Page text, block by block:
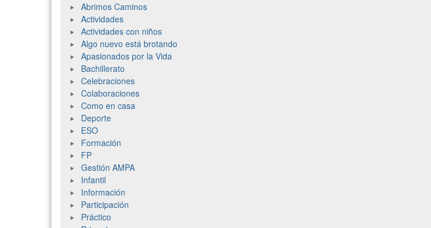
Abrimos Caminos
Actividades
Actividades con niños
Algo nuevo está brotando
Apasionados por la Vida
Bachillerato
Celebraciones
Colaboraciones
Como en casa
Deporte
ESO
Formación
FP
Gestión AMPA
Infantil
Información
Participación
Práctico